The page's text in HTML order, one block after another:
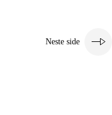
Neste side